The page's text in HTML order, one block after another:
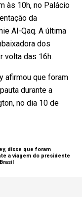
às 10h, no Palácio
da
Al-Qaq. A última
dos
volta das 16h.
afirmou que foram
durante a
no dia 10 de
disse que foram
a viagem do presidente